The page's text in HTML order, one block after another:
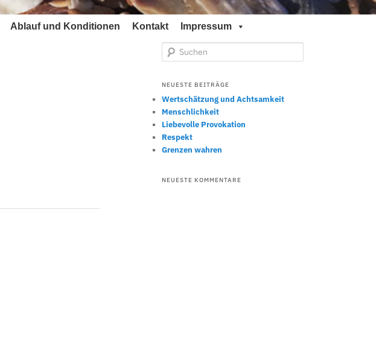
Ablauf und Konditionen Kontakt Impressum
u
h
NEUESTE BEITRÄGE
Wertschätzung und Achtsamkeit
Menschlichkeit
Liebevolle Provokation
Respekt
Grenzen wahren
NEUESTE KOMMENTARE